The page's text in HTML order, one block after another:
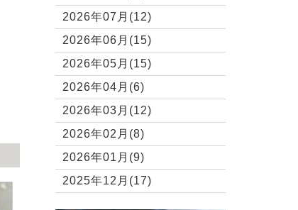
2026年07月(12)
2026年06月(15)
2026年05月(15)
2026年04月(6)
2026年03月(12)
2026年02月(8)
2026年01月(9)
2025年12月(17)